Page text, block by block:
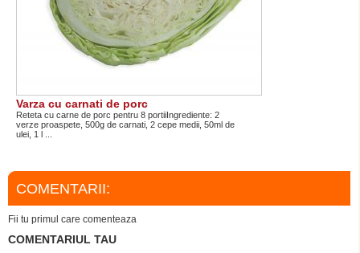
Varza cu carnati de porc
Reteta cu carne de porc pentru 8 portiiIngrediente: 2
verze proaspete, 500g de carnati, 2 cepe medii, 50ml de
ulei, 1 l ...
COMENTARII:
Fii tu primul care comenteaza
COMENTARIUL TAU